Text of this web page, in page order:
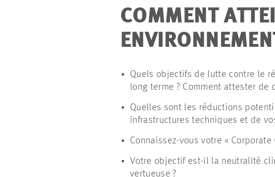
COMMENT
Quels objectifs de lutte contre le
long terme ? Comment attester de
Quelles sont les réductions
infrastructures techniques et de
Connaissez-vous votre « Corporate
Votre objectif est-il la neutralité
vertueuse ?